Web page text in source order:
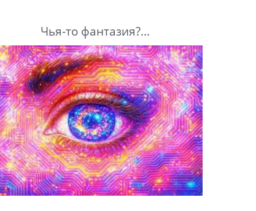
Чья-то фантазия?...